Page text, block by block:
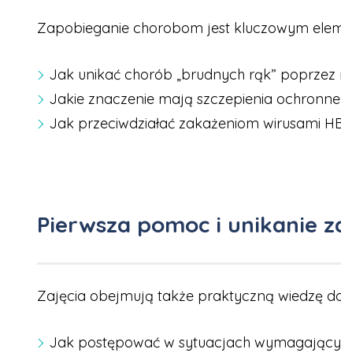
Zapobieganie chorobom jest kluczowym
Jak unikać chorób „brudnych rąk” poprzez
Jakie znaczenie mają szczepienia
Jak przeciwdziałać zakażeniom wirusami
Pierwsza pomoc i unikanie
Zajęcia obejmują także praktyczną wiedzę
Jak postępować w sytuacjach